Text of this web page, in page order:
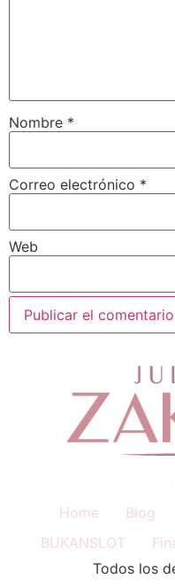
Nombre *
Correo electrónico *
Web
Home
Blog
BUKANSLOT
Todos los